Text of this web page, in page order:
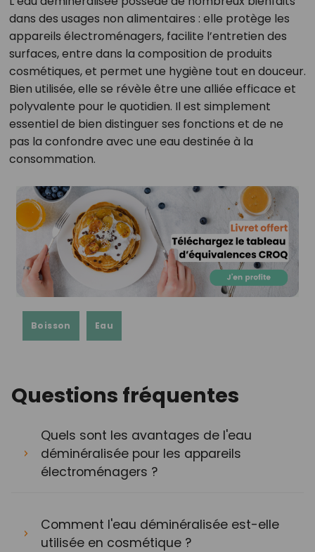
dans des usages non alimentaires : elle protège les
appareils électroménagers, facilite l’entretien des
surfaces, entre dans la composition de produits
cosmétiques, et permet une hygiène tout en douceur.
Bien utilisée, elle se révèle être une alliée efficace et
polyvalente pour le quotidien. Il est simplement
essentiel de bien distinguer ses fonctions et de ne
pas la confondre avec une eau destinée à la
consommation.
Boisson Eau
Questions fréquentes
Quels sont les avantages de l'eau
déminéralisée pour les appareils
électroménagers ?
Comment l'eau déminéralisée est-elle
utilisée en cosmétique ?